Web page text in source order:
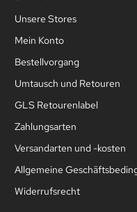
Unsere Stores
Mein Konto
Bestellvorgang
Umtausch und Retouren
GLS Retourenlabel
Zahlungsarten
Versandarten und -kosten
Allgemeine
Widerrufsrecht